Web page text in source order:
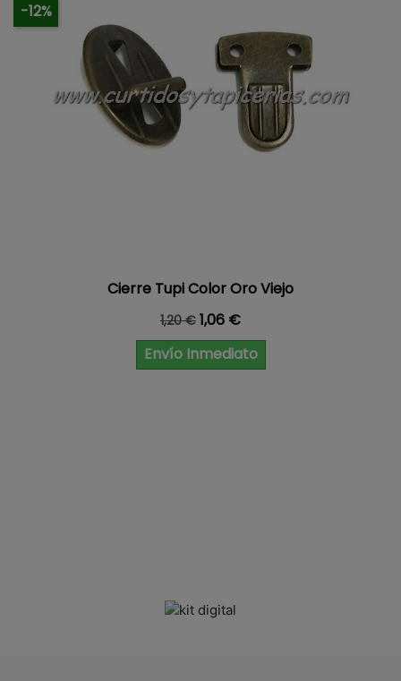
-12%
Cierre Tupi Color Oro Viejo
Precio base
1,20 € Precio
1,06 €
Envío Inmediato